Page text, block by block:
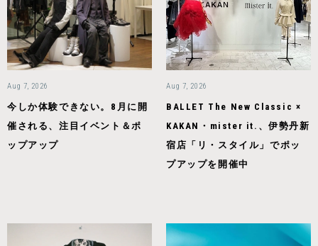
Aug 7, 2026
今しか体験できない。8月に開
催される、注目イベント＆ポ
ップアップ
Aug 7, 2026
BALLET The New Classic ×
KAKAN・mister it.、伊勢丹新
宿店「リ・スタイル」でポッ
プアップを開催中